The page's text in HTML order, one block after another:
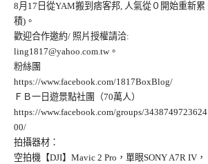
8月17日從YAM搬到痞客邦, 人氣從０開始重新累
積)。
歡迎合作邀約/ 照片授權請洽:
ling1817@yahoo.com.tw。
粉絲團
https://www.facebook.com/1817BoxBlog/
ＦＢ一日遊景點社團（70萬人）
https://www.facebook.com/groups/3438749723624
00/
拍攝器材：
空拍機【DJI】Mavic 2 Pro，單眼SONY A7R IV，